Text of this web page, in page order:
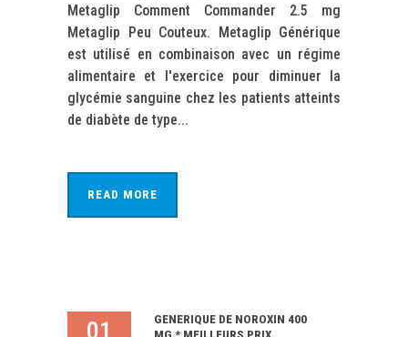
Metaglip Comment Commander 2.5 mg
Metaglip Peu Couteux. Metaglip Générique
est utilisé en combinaison avec un régime
alimentaire et l'exercice pour diminuer la
glycémie sanguine chez les patients atteints
de diabète de type...
READ MORE
GENERIQUE DE NOROXIN 400